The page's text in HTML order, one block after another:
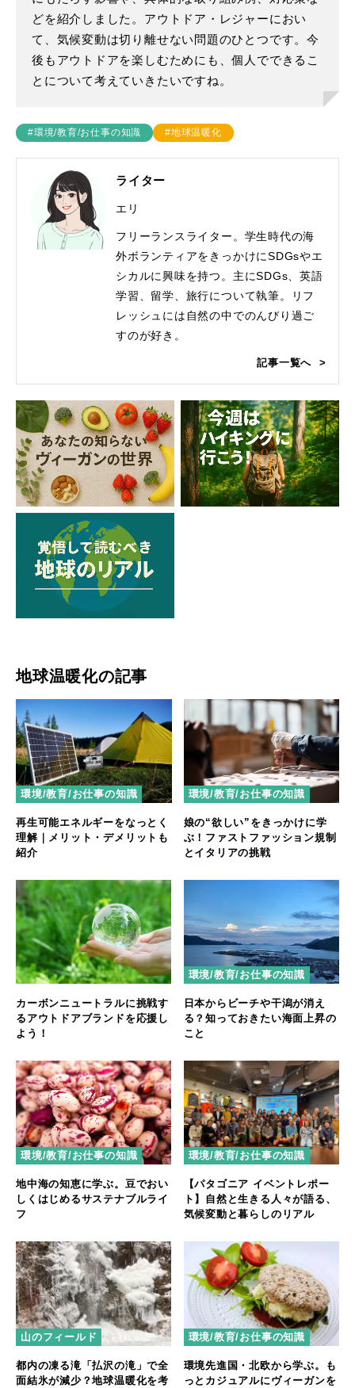
どを紹介しました。アウトドア・レジャーにおい
て、気候変動は切り離せない問題のひとつです。今
後もアウトドアを楽しむためにも、個人でできるこ
とについて考えていきたいですね。
#環境/教育/お仕事の知識 #地球温暖化
ライター
エリ
フリーランスライター。学生時代の海
外ボランティアをきっかけにSDGsやエ
シカルに興味を持つ。主にSDGs、英語
学習、留学、旅行について執筆。リフ
レッシュには自然の中でのんびり過ご
すのが好き。
記事一覧へ
地球温暖化の記事
環境/教育/お仕事の知識
再生可能エネルギーをなっとく
理解｜メリット・デメリットも
紹介
環境/教育/お仕事の知識
娘の“欲しい”をきっかけに学
ぶ！ファストファッション規制
とイタリアの挑戦
カーボンニュートラルに挑戦す
るアウトドアブランドを応援し
よう！
環境/教育/お仕事の知識
日本からビーチや干潟が消え
る？知っておきたい海面上昇の
こと
環境/教育/お仕事の知識
地中海の知恵に学ぶ。豆でおい
しくはじめるサステナブルライ
フ
環境/教育/お仕事の知識
【パタゴニア イベントレポー
ト】自然と生きる人々が語る、
気候変動と暮らしのリアル
山のフィールド
都内の凍る滝「払沢の滝」で全
面結氷が減少？地球温暖化を考
環境/教育/お仕事の知識
環境先進国・北欧から学ぶ。も
っとカジュアルにヴィーガンを